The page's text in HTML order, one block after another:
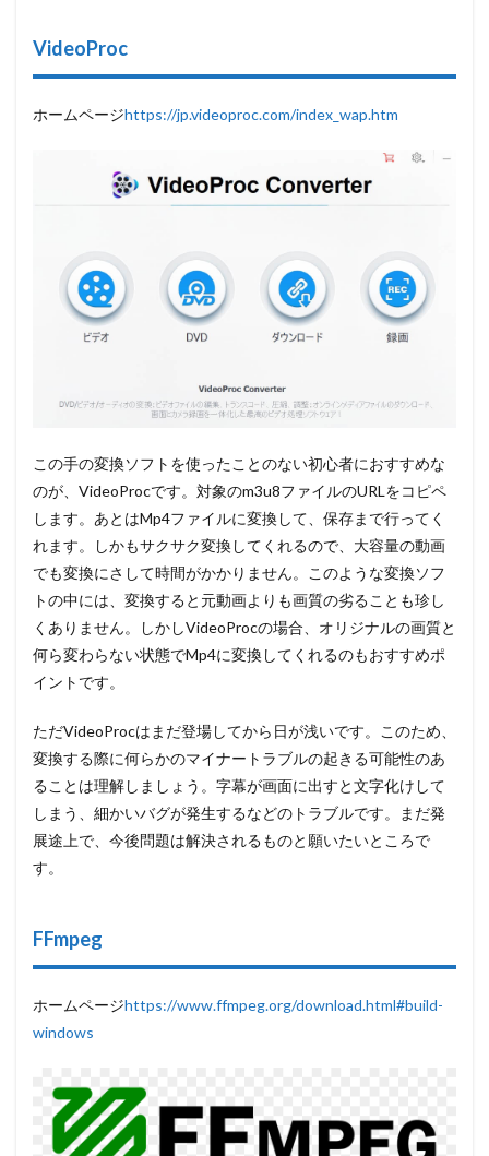
VideoProc
ホームページhttps://jp.videoproc.com/index_wap.htm
この手の変換ソフトを使ったことのない初心者におすすめな
のが、VideoProcです。対象のm3u8ファイルのURLをコピペ
します。あとはMp4ファイルに変換して、保存まで行ってく
れます。しかもサクサク変換してくれるので、大容量の動画
でも変換にさして時間がかかりません。このような変換ソフ
トの中には、変換すると元動画よりも画質の劣ることも珍し
くありません。しかしVideoProcの場合、オリジナルの画質と
何ら変わらない状態でMp4に変換してくれるのもおすすめポ
イントです。
ただVideoProcはまだ登場してから日が浅いです。このため、
変換する際に何らかのマイナートラブルの起きる可能性のあ
ることは理解しましょう。字幕が画面に出すと文字化けして
しまう、細かいバグが発生するなどのトラブルです。まだ発
展途上で、今後問題は解決されるものと願いたいところで
す。
FFmpeg
ホームページhttps://www.ffmpeg.org/download.html#build-
windows